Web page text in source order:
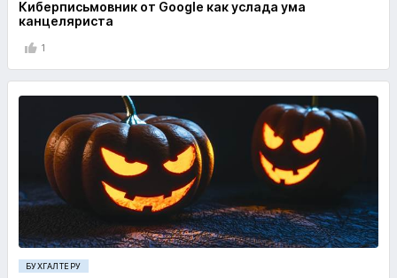
Киберписьмовник от Google как услада ума
канцеляриста
1
БУХГАЛТЕРУ